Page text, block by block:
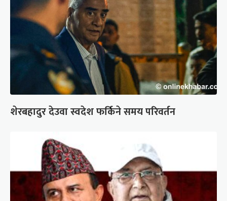
शेरबहादुर देउवा स्वदेश फर्किने समय परिवर्तन